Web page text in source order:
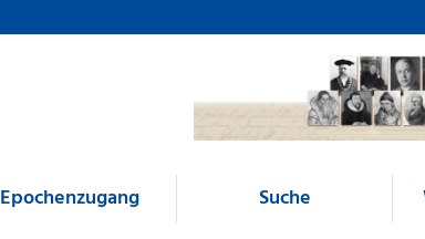
Epochenzugang Suche